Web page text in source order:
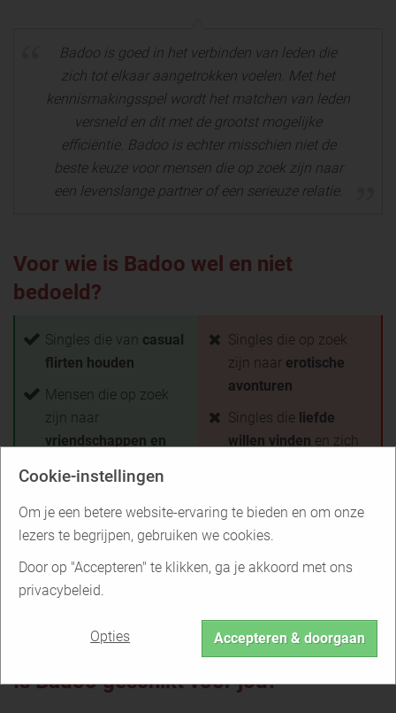
Cookie-instellingen
Om je een betere website-ervaring te bieden en om onze
lezers te begrijpen, gebruiken we cookies.
Door op "Accepteren" te klikken, ga je akkoord met ons
privacybeleid.
Opties Accepteren & doorgaan
Badoo is goed in het verbinden van leden die
zich tot elkaar aangetrokken voelen. Met het
kennismakingsspel wordt het matchen van leden
versneld en dit met de grootst mogelijke
efficiëntie. Badoo is echter misschien niet de
beste keuze voor mensen die op zoek zijn naar
een levenslange partner of een serieuze relatie.
Voor wie is Badoo wel en niet
bedoeld?
Singles die van casual
flirten houden
Mensen die op zoek
zijn naar
vriendschappen en
connecties
Mensen die op zoek
zijn naarvrijblijvende
dates zonder
verplichtingen
Singles die op zoek
zijn naar erotische
avonturen
Singles die liefde
willen vinden en zich
Mensen die niet van
snelle match-making
houden
Terug naar het overzicht
Is Badoo geschikt voor jou?